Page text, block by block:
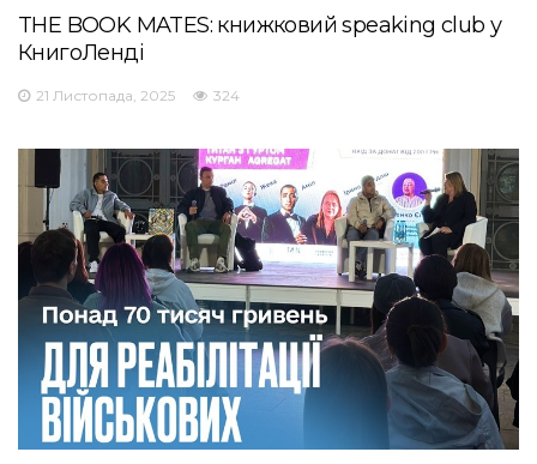
THE BOOK MATES: книжковий speaking club у
КнигоЛенді
21 Листопада, 2025 324